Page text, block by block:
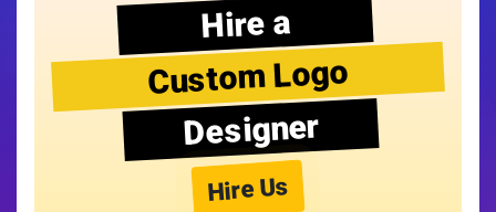
Hire a
Custom Logo
Designer
Hire Us